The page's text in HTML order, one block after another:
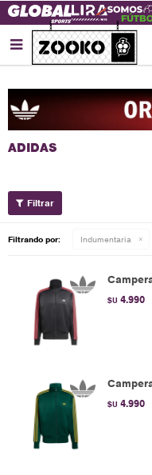

Filtrando por: Indumentaria
$U 4.990
$U 4.990